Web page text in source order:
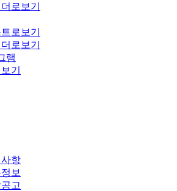
로보기
로보기
로보기
램
기
항
보
고